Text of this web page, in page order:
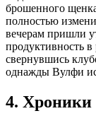
брошенного
полностью
вечерам пришли
продуктивность в
свернувшись
однажды Вулфи
4. Хроники